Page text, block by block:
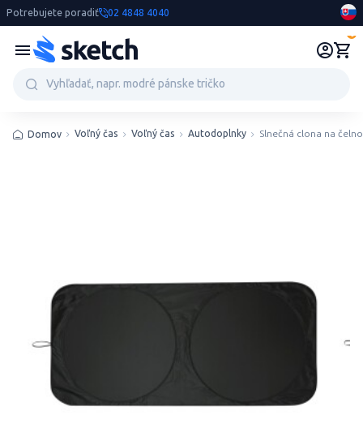
Potrebujete poradiť 02 4848 4040
Domov Voľný čas Voľný čas Autodoplnky Slnečná clona na